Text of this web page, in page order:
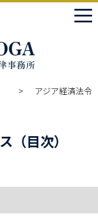
アジア経済法令
（目次）